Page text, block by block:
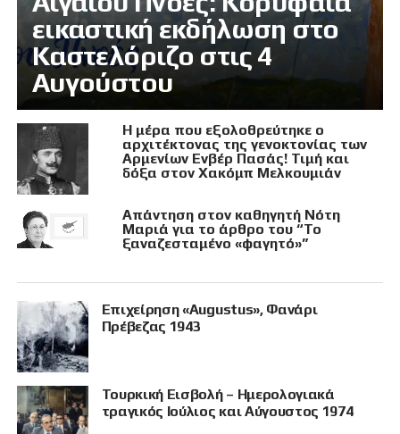
εικαστική εκδήλωση στο
Καστελόριζο στις 4
Αυγούστου
Η μέρα που εξολοθρεύτηκε ο
αρχιτέκτονας της γενοκτονίας των
Αρμενίων Ενβέρ Πασάς! Τιμή και
δόξα στον Χακόμπ Μελκουμιάν
Απάντηση στον καθηγητή Νότη
Μαριά για το άρθρο του “Το
ξαναζεσταμένο «φαγητό»”
Επιχείρηση «Augustus», Φανάρι
Πρέβεζας 1943
Τουρκική Εισβολή – Ημερολογιακά
τραγικός Ιούλιος και Αύγουστος 1974